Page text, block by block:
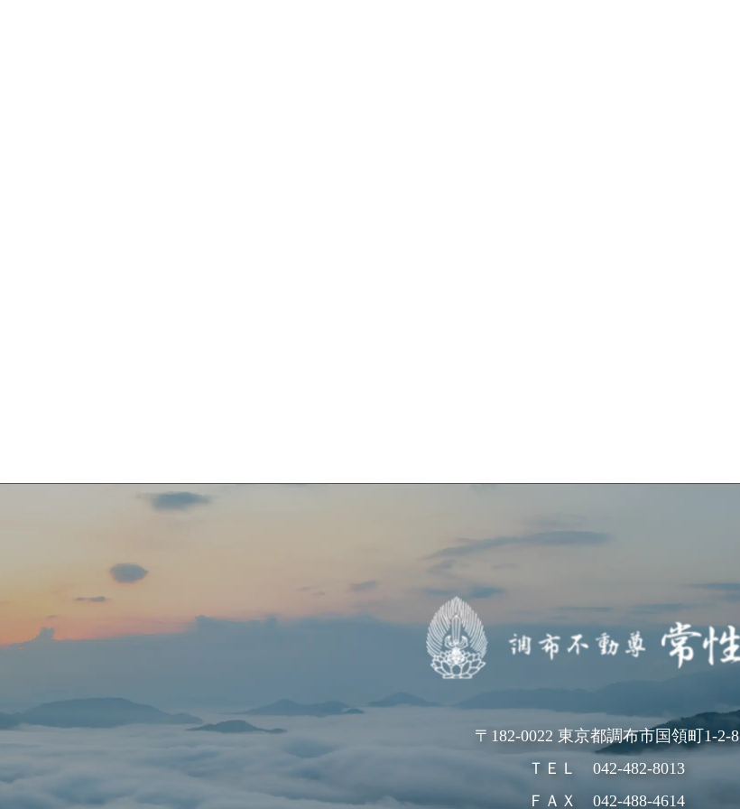
〒182-0022 東京都調布市国領町1-2-8
ＴＥＬ 042-482-8013
ＦＡＸ 042-488-4614